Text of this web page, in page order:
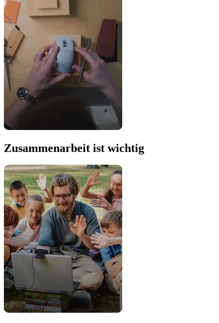
Zusammenarbeit ist wichtig